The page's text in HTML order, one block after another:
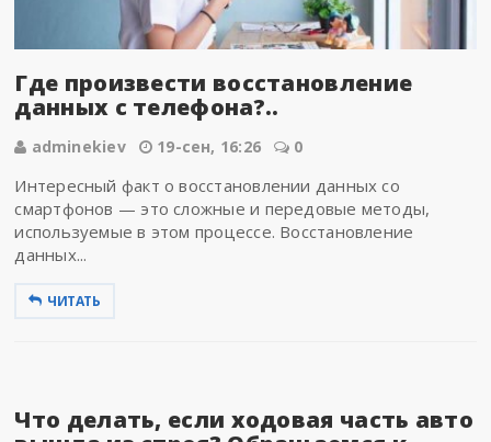
Где произвести восстановление
данных с телефона?..
adminekiev 19-сен, 16:26 0
Интересный факт о восстановлении данных со
смартфонов — это сложные и передовые методы,
используемые в этом процессе. Восстановление
данных...
ЧИТАТЬ
Что делать, если ходовая часть авто